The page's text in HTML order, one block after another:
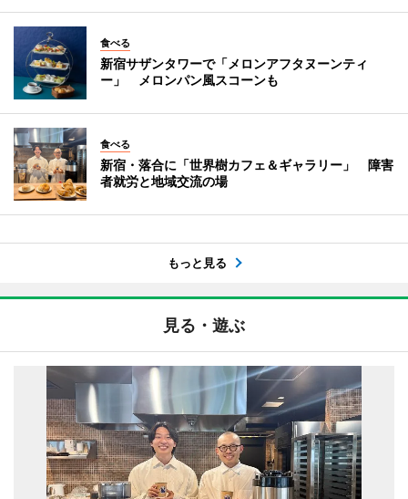
食べる
新宿サザンタワーで「メロンアフタヌーンティ
ー」 メロンパン風スコーンも
食べる
新宿・落合に「世界樹カフェ＆ギャラリー」 障害
者就労と地域交流の場
もっと見る
見る・遊ぶ